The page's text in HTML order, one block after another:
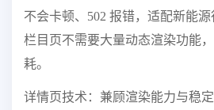
不会卡顿、502 报错，适配新能源
栏目页不需要大量动态渲染功能
耗。
详情页技术：兼顾渲染能力与稳